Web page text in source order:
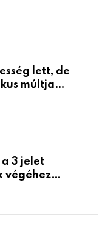
lett, de
múltja
a 3 jelet
végéhez